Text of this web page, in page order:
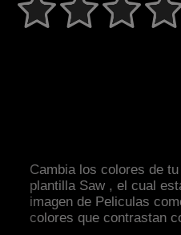
Cambia los colores de
plantilla Saw , el cual
imagen de Peliculas
colores que contrastan